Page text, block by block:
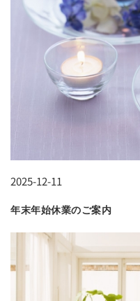
2025-12-11
年末年始休業のご案内